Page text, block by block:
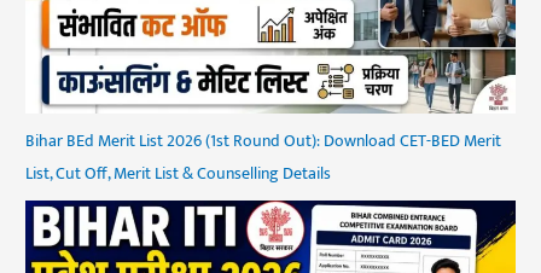
Bihar BEd Merit List 2026 (1st Round Out): Download CET-BED Merit
List, Cut Off, Merit List & Counselling Details